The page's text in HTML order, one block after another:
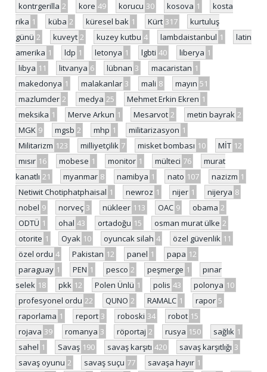
kontrgerilla 2 kore 49 korucu 30 kosova 1
kosta
rika 1 küba 2 küresel bak 1 Kürt 317
kurtuluş
günü 2 kuveyt 2 kuzey kutbu 4 lambdaistanbul 1
latin
amerika 1 ldp 1 letonya 1 lgbti 40 liberya 1
libya 11 litvanya 6 lübnan 3 macaristan 1
makedonya 1 malakanlar 3 mali 8 mayın 51
mazlumder 2 medya 25 Mehmet Erkin Ekren 1
meksika 1 Merve Arkun 1 Mesarvot 2 metin bayrak 2
MGK 9 mgsb 2 mhp 1 militarizasyon 1
Militarizm 123 milliyetçilik 7 misket bombası 10 MİT 12
mısır 16 mobese 1 monitor 1 mülteci 76
murat
kanatlı 21 myanmar 8 namibya 1 nato 107 nazizm 1
Netiwit Chotiphatphaisal 1 newroz 1 nijer 1 nijerya 8
nobel 9 norveç 3 nükleer 113 OAC 9 obama 2
ODTÜ 1 ohal 43 ortadoğu 15 osman murat ülke 2
otorite 1 Oyak 10 oyuncak silah 4 özel güvenlik 11
özel ordu 4 Pakistan 12 panel 1 papa 12
paraguay 1 PEN 1 pesco 2 peşmerge 1
pınar
selek 18 pkk 12 Polen Ünlü 1 polis 43 polonya 10
profesyonel ordu 22 QUNO 2 RAMALC 1 rapor 5
raporlama 1 report 3 roboski 34 robot 15
rojava 39 romanya 3 röportaj 2 rusya 150 sağlık 1
sahel 1 Savaş 190 savaş karşıtı 420 savaş karşıtlığı 3
savaş oyunu 2 savaş suçu 77 savaşa hayır 1